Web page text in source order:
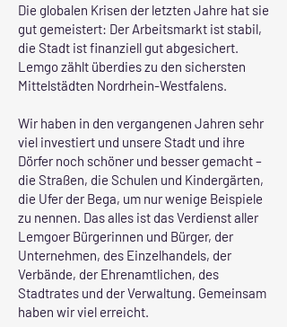
Die globalen Krisen der letzten Jahre hat sie
gut gemeistert: Der Arbeitsmarkt ist stabil,
die Stadt ist finanziell gut abgesichert.
Lemgo zählt überdies zu den sichersten
Mittelstädten Nordrhein-Westfalens.
Wir haben in den vergangenen Jahren sehr
viel investiert und unsere Stadt und ihre
Dörfer noch schöner und besser gemacht –
die Straßen, die Schulen und Kindergärten,
die Ufer der Bega, um nur wenige Beispiele
zu nennen. Das alles ist das Verdienst aller
Lemgoer Bürgerinnen und Bürger, der
Unternehmen, des Einzelhandels, der
Verbände, der Ehrenamtlichen, des
Stadtrates und der Verwaltung. Gemeinsam
haben wir viel erreicht.